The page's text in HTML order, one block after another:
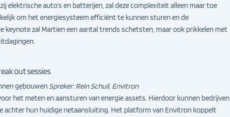
elektrische auto’s en batterijen, zal deze complexiteit alleen maar toe
om het energiesysteem efficiënt te kunnen sturen en de
keynote zal Martien een aantal trends schetsten, maar ook prikkelen met
out sessies
gebouwenSpreker: Rein Schuil, Envitron
het meten en aansturen van energie assets. Hierdoor kunnen bedrijven
achter hun huidige netaansluiting. Het platform van Envitron koppelt